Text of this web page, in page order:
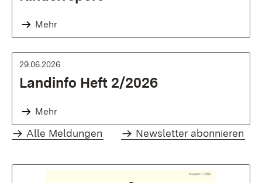
Mehr
29.06.2026
Landinfo Heft 2/2026
Mehr
Alle Meldungen Newsletter abonnieren